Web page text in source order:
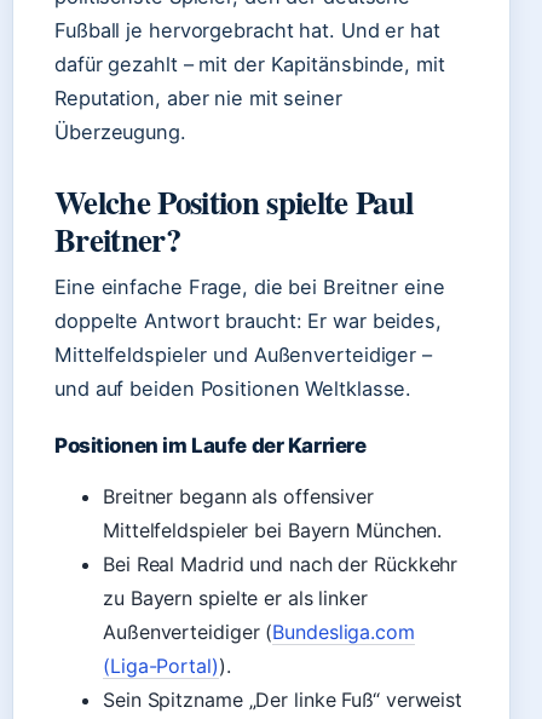
Fußball je hervorgebracht hat. Und er hat
dafür gezahlt – mit der Kapitänsbinde, mit
Reputation, aber nie mit seiner
Überzeugung.
Welche Position spielte Paul
Breitner?
Eine einfache Frage, die bei Breitner eine
doppelte Antwort braucht: Er war beides,
Mittelfeldspieler und Außenverteidiger –
und auf beiden Positionen Weltklasse.
Positionen im Laufe der Karriere
Breitner begann als offensiver
Mittelfeldspieler bei Bayern München.
Bei Real Madrid und nach der Rückkehr
zu Bayern spielte er als linker
Außenverteidiger (Bundesliga.com
(Liga-Portal)).
Sein Spitzname „Der linke Fuß“ verweist